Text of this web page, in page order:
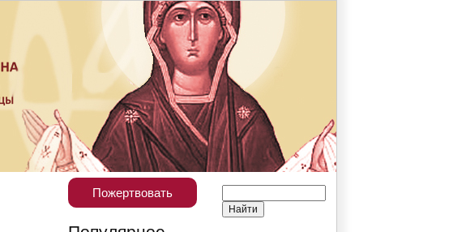
Пожертвовать